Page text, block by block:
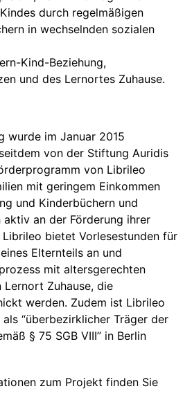
durch regelmäßigen
in wechselnden sozialen
Kind-Beziehung,
und des Lernortes Zuhause.
wurde im Januar 2015
von der Stiftung Auridis
von Librileo
mit geringem Einkommen
und Kinderbüchern und
an der Förderung ihrer
bietet Vorlesestunden für
Elternteils an und
mit altersgerechten
Zuhause, die
werden. Zudem ist Librileo
“überbezirklicher Träger der
§ 75 SGB VIII” in Berlin
zum Projekt finden Sie